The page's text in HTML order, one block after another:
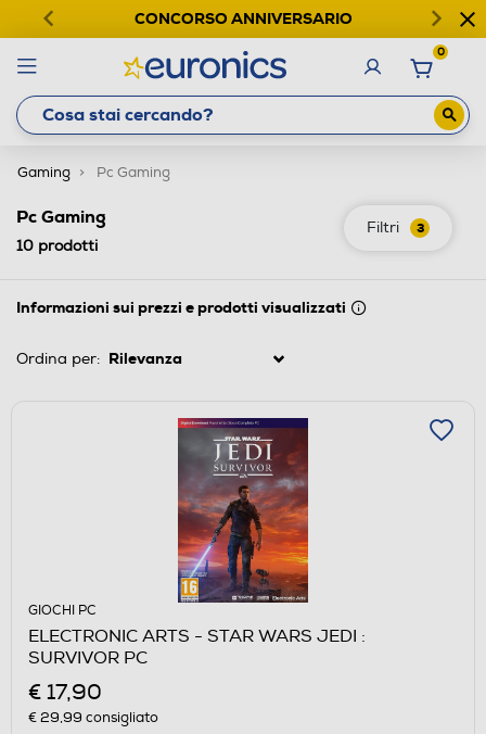
CONCORSO ANNIVERSARIO
0
Gaming Pc Gaming
Filtri 3
Pc Gaming
10 prodotti
Informazioni sui prezzi e prodotti visualizzati
Ordina per:
GIOCHI PC
ELECTRONIC ARTS - STAR WARS JEDI :
SURVIVOR PC
€ 17,90
€ 29,99 consigliato